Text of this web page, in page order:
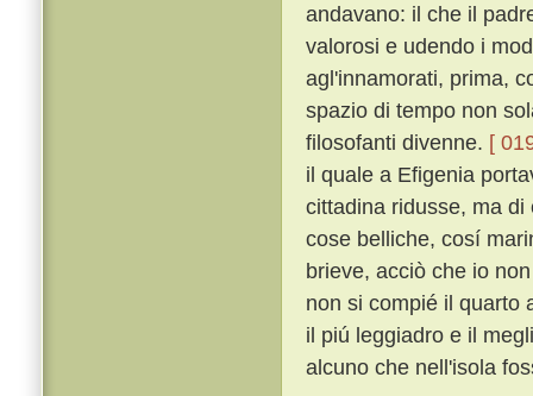
andavano: il che il
valorosi e udendo i
agl'innamorati, prima,
spazio di tempo non
filosofanti divenne. [
il quale a Efigenia
cittadina ridusse, ma
cose belliche, cosí
brieve, acciò che io
non si compié il quarto
il piú leggiadro e il
alcuno che nell'isola